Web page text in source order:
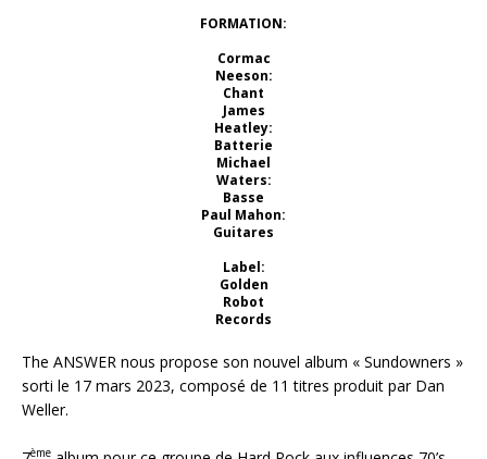
FORMATION:
Cormac
Neeson:
Chant
James
Heatley:
Batterie
Michael
Waters:
Basse
Paul Mahon:
Guitares
Label:
Golden
Robot
Records
The ANSWER nous propose son nouvel album « Sundowners »
sorti le 17 mars 2023, composé de 11 titres produit par Dan
Weller.
ème